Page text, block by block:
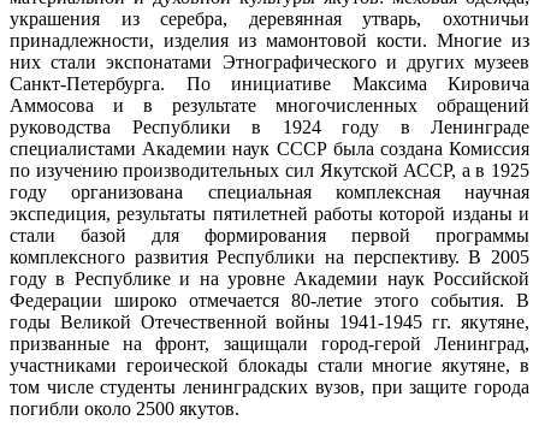
украшения из серебра, деревянная утварь, охотничьи
принадлежности, изделия из мамонтовой кости. Многие из
них стали экспонатами Этнографического и других музеев
Санкт-Петербурга. По инициативе Максима Кировича
Аммосова и в результате многочисленных обращений
руководства Республики в 1924 году в Ленинграде
специалистами Академии наук СССР была создана Комиссия
по изучению производительных сил Якутской АССР, а в 1925
году организована специальная комплексная научная
экспедиция, результаты пятилетней работы которой изданы и
стали базой для формирования первой программы
комплексного развития Республики на перспективу. В 2005
году в Республике и на уровне Академии наук Российской
Федерации широко отмечается 80-летие этого события. В
годы Великой Отечественной войны 1941-1945 гг. якутяне,
призванные на фронт, защищали город-герой Ленинград,
участниками героической блокады стали многие якутяне, в
том числе студенты ленинградских вузов, при защите города
погибли около 2500 якутов.